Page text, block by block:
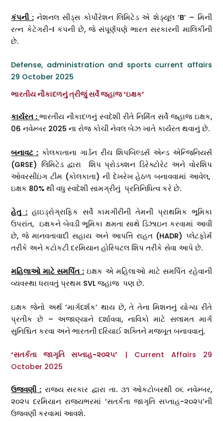
કંપની :નેશનલ સીડ્સ કોર્પોરેશન લિમિટેડ એ શેડ્યૂલ ‘B’ – મિની
રત્ન કેટેગરી-I કંપની છે, જે સંપૂર્ણપણે ભારત સરકારની માલિકીની
છે.
Defense, administration and sports current affairs
29 October 2025
ભારતીય નૌકાદળનું ત્રીજું સર્વે જહાજ ‘ઇક્ષક’
કાર્યરત :ભારતીય નૌકાદળનું સ્વદેશી રીતે નિર્મિત સર્વે જહાજ ઇક્ષક,
06 નવેમ્બર 2025 ના રોજ કોચી નેવલ બેઝ ખાતે કાર્યરત થવાનું છે.
બનાવટ : કોલકાતાના ગાર્ડન રીચ શિપબિલ્ડર્સ એન્ડ એન્જિનિયર્સ
(GRSE) લિમિટેડ દ્વારા શિપ પ્રોડક્શન ડિરેક્ટોરેટ અને વોરશિપ
ઓવરસીઇંગ ટીમ (કોલકાતા) ની દેખરેખ હેઠળ બનાવવામાં આવેલ,
ઇક્ષક 80% થી વધુ સ્વદેશી સામગ્રીનું પ્રતિનિધિત્વ કરે છે.
હેતુ : હાઇડ્રોગ્રાફિક સર્વે કામગીરીની તેમની પ્રાથમિક ભૂમિકા
ઉપરાંત, ઇક્ષકને બેવડી ભૂમિકા ક્ષમતા સાથે ડિઝાઇન કરવામાં આવી
છે, જે માનવતાવાદી સહાય અને આપત્તિ રાહત (HADR) પ્લેટફોર્મ
તરીકે અને કટોકટી દરમિયાન હોસ્પિટલ શિપ તરીકે સેવા આપે છે.
મહિલાઓ માટે સમર્પિત :ઇક્ષક એ મહિલાઓ માટે સમર્પિત રહેવાની
વ્યવસ્થા ધરાવતું પ્રથમ SVL જહાજ પણ છે.
ઇક્ષક જેનો અર્થ ‘માર્ગદર્શક’ થાય છે, તે તેના મિશનનું યોગ્ય રીતે
પ્રતીક છે – અજાણ્યાને દર્શાવવા, નાવિકો માટે સલામત માર્ગ
સુનિશ્ચિત કરવા અને ભારતની દરિયાઈ શક્તિને મજબૂત બનાવવાનું.
‘સતર્કતા જાગૃતિ સપ્તાહ-૨૦૨૫’ | Current Affairs 29
October 2025
ઉજવણી: રાજ્ય સરકાર દ્વારા તા. ૩૧ ઓકટોબરથી ૦૬ નવેમ્બર,
૨૦૨૫ દરમિયાન રાજ્યભરમાં ‘સતર્કતા જાગૃતિ સપ્તાહ-૨૦૨૫’ની
ઉજવણી કરવામાં આવશે.